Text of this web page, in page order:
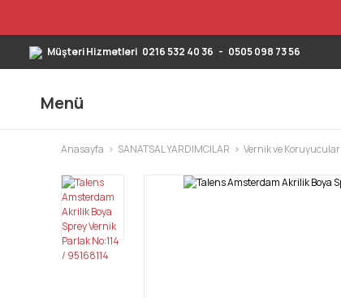
Müşteri Hizmetleri 0216 532 40 36 - 0505 098 73 56
Menü
Anasayfa SANATSAL YARDIMCILAR Vernik ve Koruyucular